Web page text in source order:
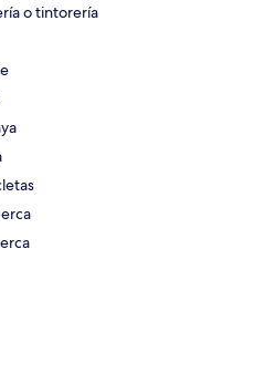
o tintorería